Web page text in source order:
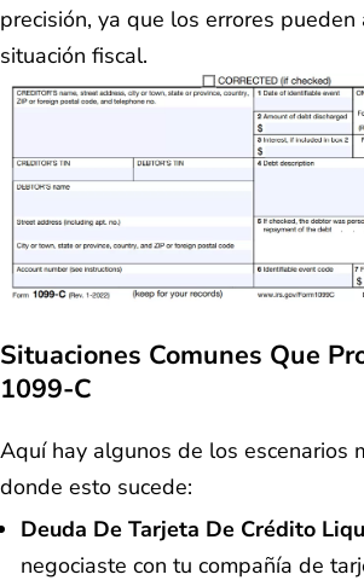
precisión, ya que los errores pueden
situación fiscal.
Situaciones Comunes Que
1099-C
Aquí hay algunos de los escenarios
donde esto sucede:
Deuda De Tarjeta De Crédito
negociaste con tu compañía de